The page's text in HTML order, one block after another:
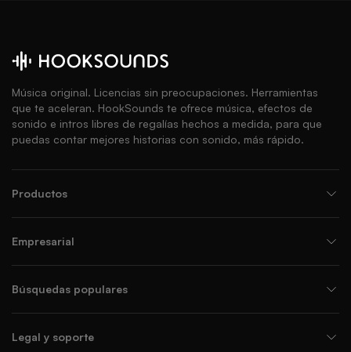
Música original. Licencias sin preocupaciones. Herramientas
que te aceleran. HookSounds te ofrece música, efectos de
sonido e intros libres de regalías hechos a medida, para que
puedas contar mejores historias con sonido, más rápido.
Productos
Empresarial
Búsquedas populares
Legal y soporte